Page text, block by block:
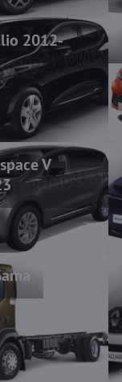
2012-
V